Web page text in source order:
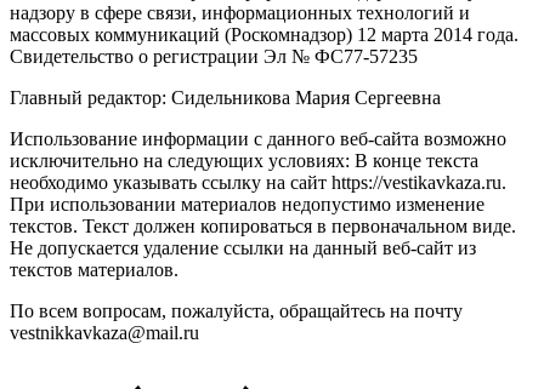
надзору в сфере связи, информационных технологий и
массовых коммуникаций (Роскомнадзор) 12 марта 2014 года.
Свидетельство о регистрации Эл № ФС77-57235
Главный редактор: Сидельникова Мария Сергеевна
Использование информации с данного веб-сайта возможно
исключительно на следующих условиях: В конце текста
необходимо указывать ссылку на сайт https://vestikavkaza.ru.
При использовании материалов недопустимо изменение
текстов. Текст должен копироваться в первоначальном виде.
Не допускается удаление ссылки на данный веб-сайт из
текстов материалов.
По всем вопросам, пожалуйста, обращайтесь на почту
vestnikkavkaza@mail.ru